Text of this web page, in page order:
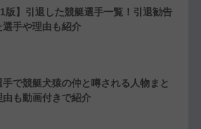
版】引退した競艇選手一覧！引退勧告
選手や理由も紹介
手で競艇犬猿の仲と噂される人物まと
由も動画付きで紹介